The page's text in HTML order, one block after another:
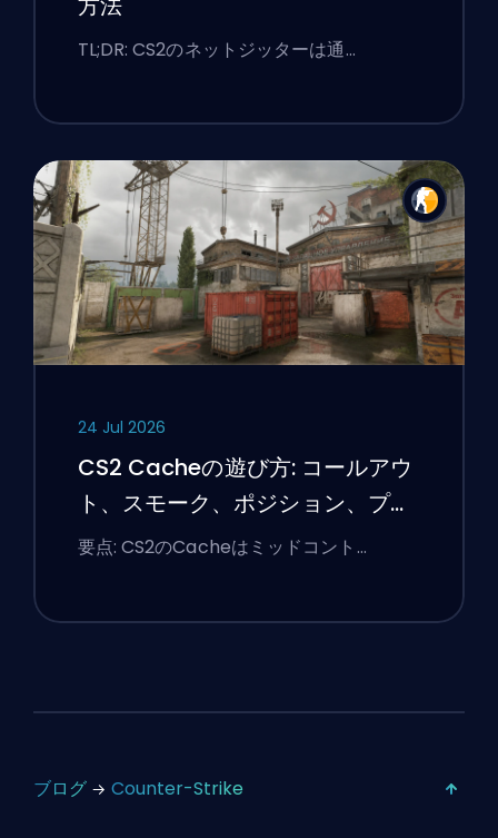
TL;DR: CS2のネットジッターは通…
24 Jul 2026
CS2 Cacheの遊び方: コールアウ
ト、スモーク、ポジション、プレ
ミアのヒント
要点: CS2のCacheはミッドコント…
ブログ Counter-Strike